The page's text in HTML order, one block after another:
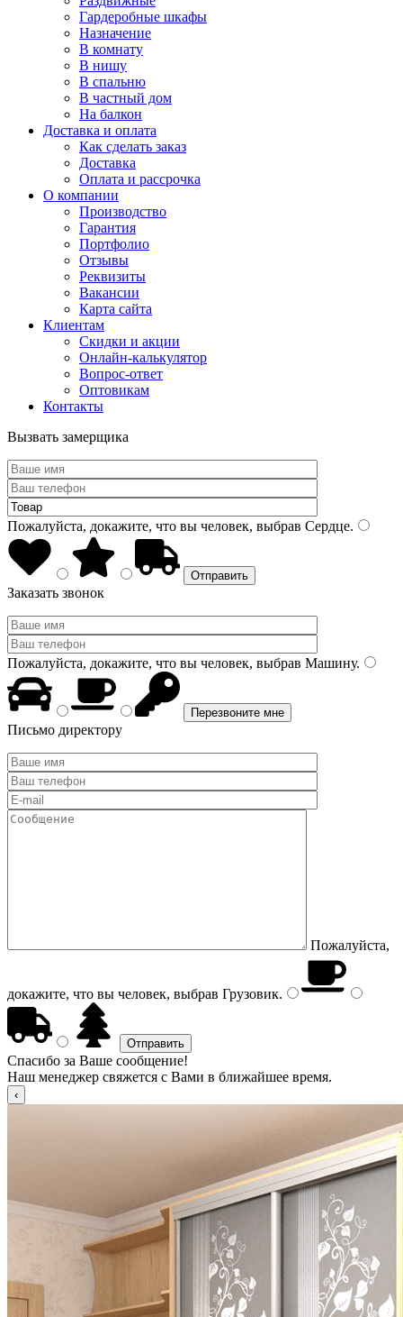
Гардеробные шкафы
Назначение
В комнату
В нишу
В спальню
В частный дом
На балкон
Доставка и оплата
Как сделать заказ
Доставка
Оплата и рассрочка
О компании
Производство
Гарантия
Портфолио
Отзывы
Реквизиты
Вакансии
Карта сайта
Клиентам
Скидки и акции
Онлайн-калькулятор
Вопрос-ответ
Оптовикам
Контакты
Вызвать замерщика
Пожалуйста, докажите, что вы человек, выбрав Сердце.
Заказать звонок
Пожалуйста, докажите, что вы человек, выбрав Машину.
Письмо директору
Пожалуйста,
докажите, что вы человек, выбрав Грузовик.
Спасибо за Ваше сообщение!
Наш менеджер свяжется с Вами в ближайшее время.